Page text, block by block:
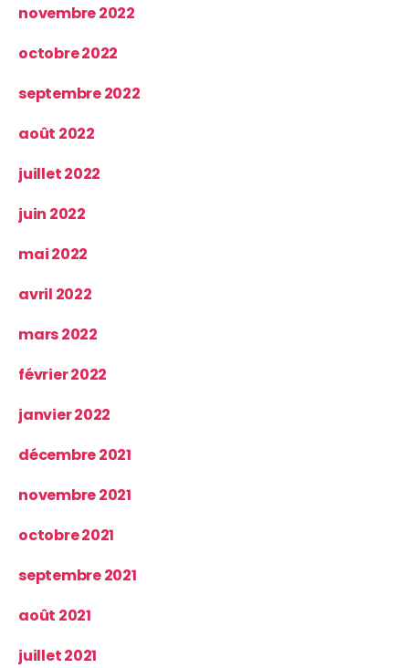
novembre 2022
octobre 2022
septembre 2022
août 2022
juillet 2022
juin 2022
mai 2022
avril 2022
mars 2022
février 2022
janvier 2022
décembre 2021
novembre 2021
octobre 2021
septembre 2021
août 2021
juillet 2021